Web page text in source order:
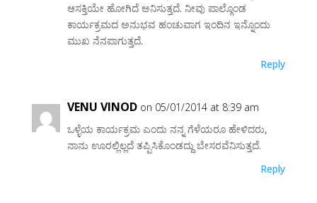
ಆಸಕ್ತಿಯೇ ಹೋಗಿದೆ ಅನಿಸುತ್ತದೆ. ನೀವು ಪಾಲ್ಗೊಂಡ
ಕಾರ್ಯಕ್ರಮದ ಅನುಭವ ಹಂಚುವಾಗ ಇಂದಿನ ಇನ್ನೊಂದು
ಮುಖ ನೆನಪಾಗುತ್ತದೆ.
Reply
VENU VINOD on 05/01/2014 at 8:39 am
ಒಳ್ಳೆಯ ಕಾರ್ಯಕ್ರಮ ಎಂದು ನನ್ನ ಗೆಳೆಯರೂ ಹೇಳಿದರು,
ನಾನು ಊರಲ್ಲಿಲ್ಲದೆ ತಪ್ಪಿಸಿಕೊಂಡದ್ದು ಬೇಸರವೆನಿಸುತ್ತದೆ.
Reply